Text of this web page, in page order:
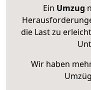
Ein Umzug
die Last zu
Wir haben